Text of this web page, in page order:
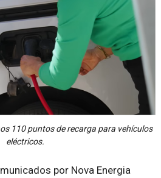
110 puntos de recarga para vehículos
eléctricos.
por Nova Energia